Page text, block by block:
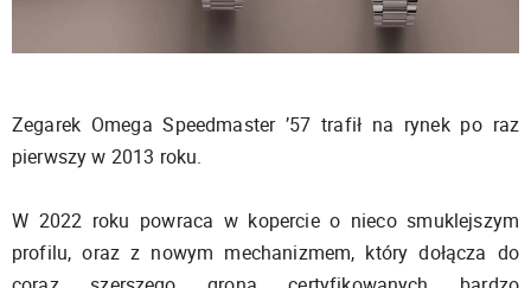
Zegarek Omega Speedmaster ’57 trafił na rynek po raz
pierwszy w 2013 roku.
W 2022 roku powraca w kopercie o nieco smuklejszym
profilu, oraz z nowym mechanizmem, który dołącza do